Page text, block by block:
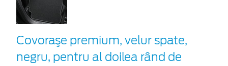
Covoraşe premium, velur spate,
negru, pentru al doilea rând de